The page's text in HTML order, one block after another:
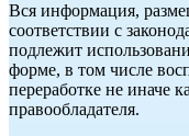
Вся информация,
соответствии с
подлежит
форме, в том числе
переработке не иначе
правообладателя.